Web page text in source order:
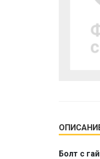
Болт с